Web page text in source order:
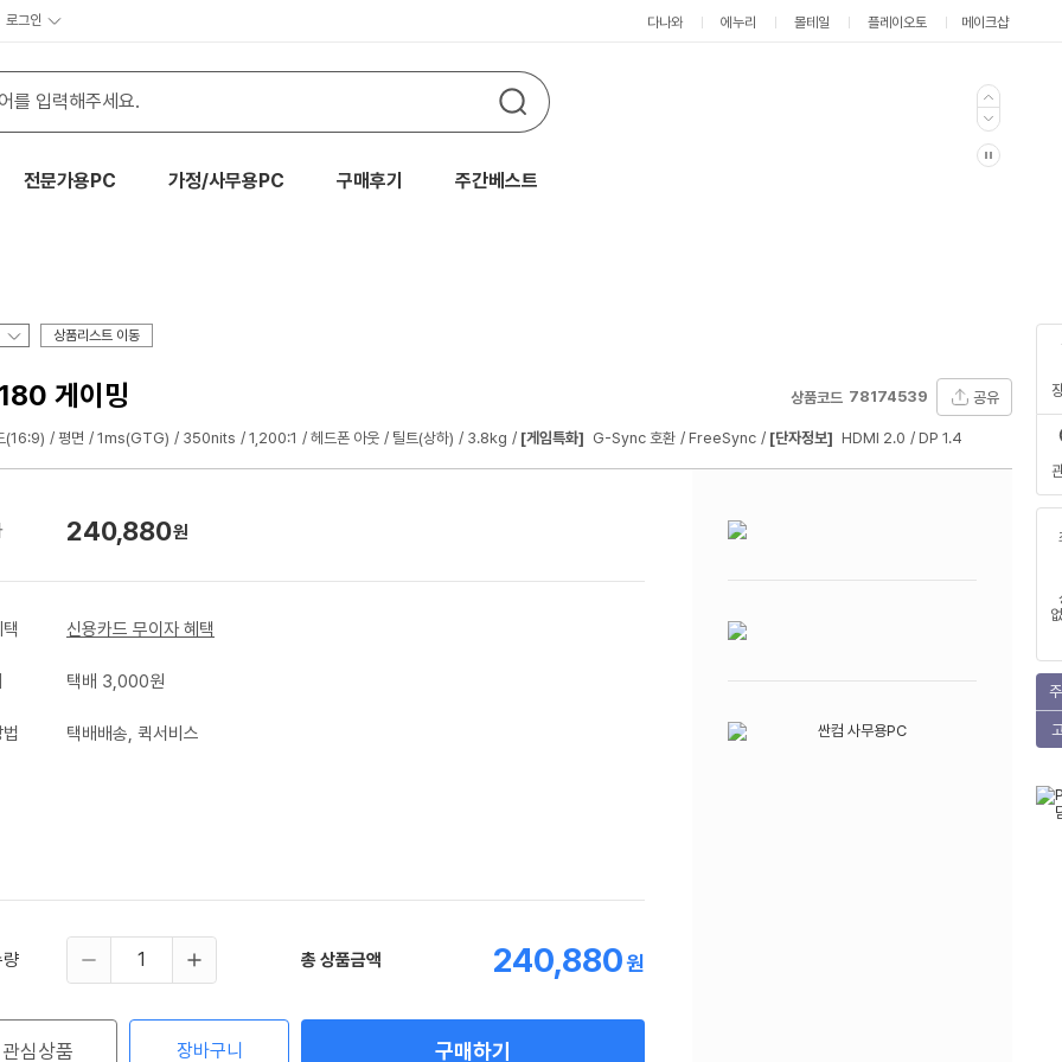
로그인 다나와 에누리 몰테일 플레이오토 메이크샵
전문가용PC 가정/사무용PC 구매후기 주간베스트
상품리스트 이동
게이밍 상품코드 78174539 공유
(16:9) 평면 1ms(GTG) 350nits 1,200:1 헤드폰 아웃 틸트(상하) 3.8kg [게임특화] G-Sync 호환 FreeSync [단자정보] HDMI 2.0 DP 1.4
240,880원
신용카드 무이자 혜택
택배 3,000원
택배배송, 퀵서비스
량 총 상품금액 240,880원
관심상품 장바구니 구매하기